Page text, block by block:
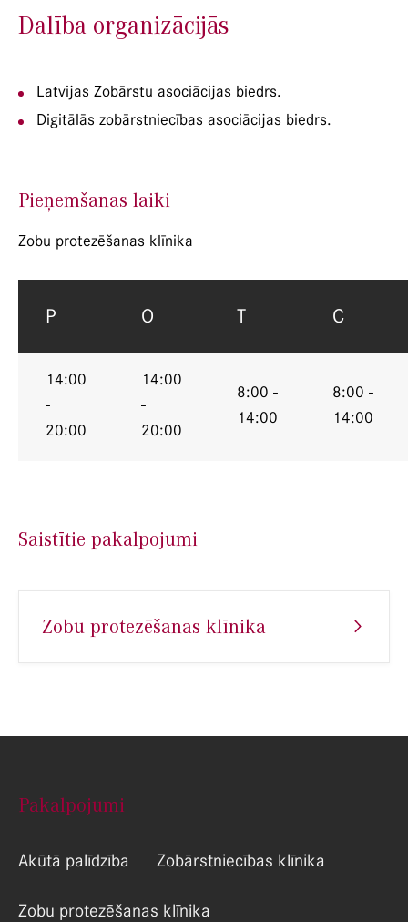
Dalība organizācijās
Latvijas Zobārstu asociācijas biedrs.
Digitālās zobārstniecības asociācijas biedrs.
Pieņemšanas laiki
Zobu protezēšanas klīnika
P O T C
14:00
-
20:00
14:00
-
20:00
8:00 -
14:00
8:00 -
14:00
Saistītie pakalpojumi
Zobu protezēšanas klīnika
Pakalpojumi
Akūtā palīdzība Zobārstniecības klīnika
Zobu protezēšanas klīnika